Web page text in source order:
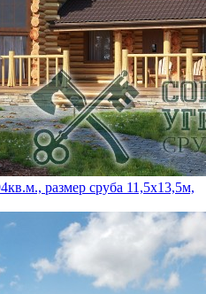
размер сруба 11,5х13,5м,